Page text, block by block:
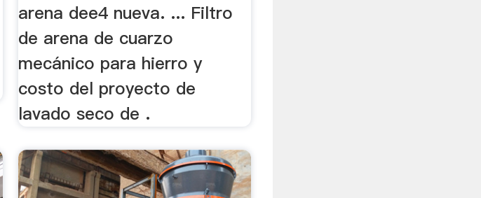
arena dee4 nueva. ... Filtro
de arena de cuarzo
mecánico para hierro y
costo del proyecto de
lavado seco de .